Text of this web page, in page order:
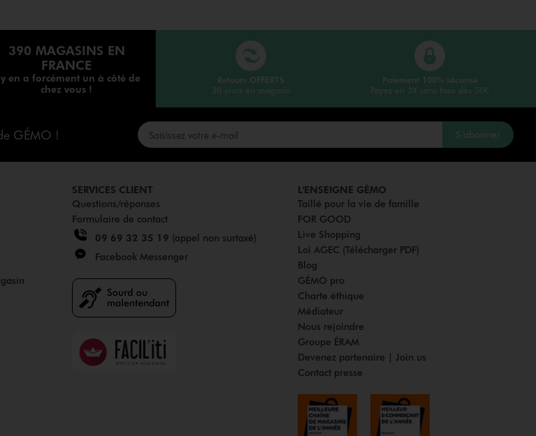
390 MAGASINS EN
FRANCE
en a forcément un à côté de
chez vous !
Retours OFFERTS
30 jours en magasin
Paiement 100% sécurisé
Payez en 3X sans frais dès 50€
GÉMO ! S’abonner
SERVICES CLIENT
Questions/réponses
Formulaire de contact
09 69 32 35 19 (appel non surtaxé)
Facebook Messenger
Faciliti
L'ENSEIGNE GÉMO
Taillé pour la vie de famille
FOR GOOD
Live Shopping
Loi AGEC (Télécharger PDF)
Blog
GÉMO pro
Charte éthique
Médiateur
Nous rejoindre
Groupe ÉRAM
Devenez partenaire | Join us
Contact presse